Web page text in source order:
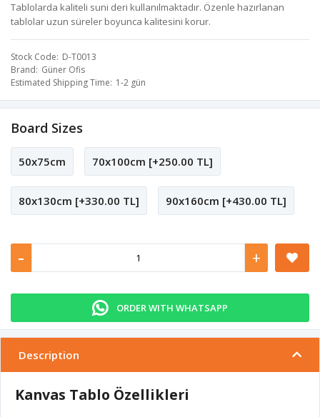
Tablolarda kaliteli suni deri kullanılmaktadır. Özenle hazırlanan
tablolar uzun süreler boyunca kalitesini korur.
Stock Code D-T0013
Brand Güner Ofis
Estimated Shipping Time 1-2 gün
Board Sizes
50x75cm 70x100cm [+250.00 TL]
80x130cm [+330.00 TL] 90x160cm [+430.00 TL]
- +
ORDER WITH WHATSAPP
Description
Kanvas Tablo Özellikleri